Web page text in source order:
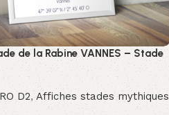
de la Rabine VANNES – Stade
D2,Affiches stades mythiques